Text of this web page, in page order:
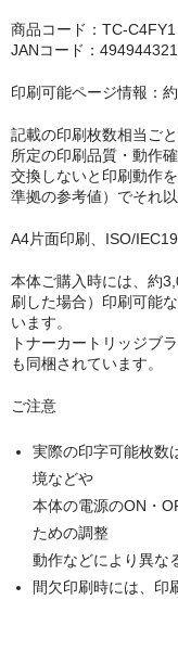
IBM
インクカートリッジ
キヤノン CANON
エプソン EPSON
ブラザー
リコー RICOH
輪転機用インク・マス
デュプロ duplo
商品コード：TC-C4FY1
JANコード：
印刷可能ページ情報：
記載の印刷枚数相当ご
所定の印刷品質・動作
交換しないと印刷動作
準拠の参考値）でそれ
A4片面印刷、ISO/
本体ご購入時には、約
刷した場合）印刷可能
います。
トナーカートリッジブ
も同梱されています。
ご注意
実際の印字可能枚数
境などや
本体の電源のON・
ための調整
動作などにより異な
間欠印刷時には、印